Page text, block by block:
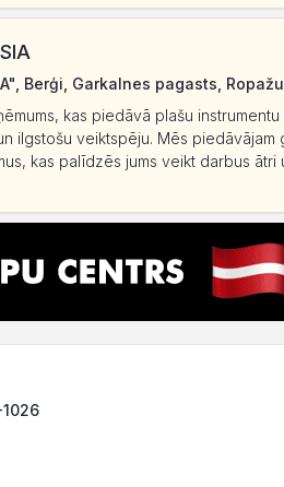
Berģi, Garkalnes pagasts,
kas piedāvā plašu instrumentu
ilgstošu veiktspēju. Mēs
kas palīdzēs jums veikt darbus ātri